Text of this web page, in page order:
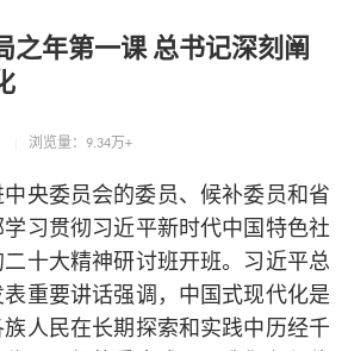
之年第一课 总书记深刻阐
浏览量：9.34万+
央委员会的委员、候补委员和省
习贯彻习近平新时代中国特色社
二十大精神研讨班开班。习近平总
重要讲话强调，中国式现代化是
人民在长期探索和实践中历经千